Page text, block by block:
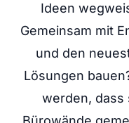
Ideen
Gemeinsam mit
und den
Lösungen
werden, dass